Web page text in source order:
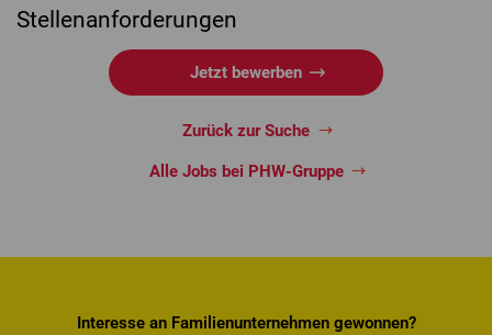
Stellenanforderungen
Jetzt bewerben
Zurück zur Suche
Alle Jobs bei PHW-Gruppe
Interesse an Familienunternehmen gewonnen?